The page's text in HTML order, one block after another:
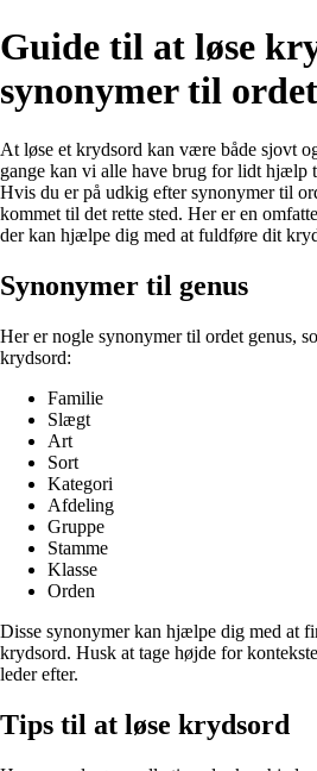
Guide til at løse
synonymer til
At løse et krydsord kan være både sjovt
gange kan vi alle have brug for lidt hjælp
Hvis du er på udkig efter synonymer til
kommet til det rette sted. Her er en
der kan hjælpe dig med at fuldføre dit
Synonymer til genus
Her er nogle synonymer til ordet genus,
krydsord:
Familie
Slægt
Art
Sort
Kategori
Afdeling
Gruppe
Stamme
Klasse
Orden
Disse synonymer kan hjælpe dig med at
krydsord. Husk at tage højde for
leder efter.
Tips til at løse krydsord